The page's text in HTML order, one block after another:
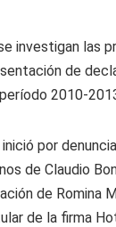
investigan las
de
2010-
por
de Claudio
de Romina
de la firma